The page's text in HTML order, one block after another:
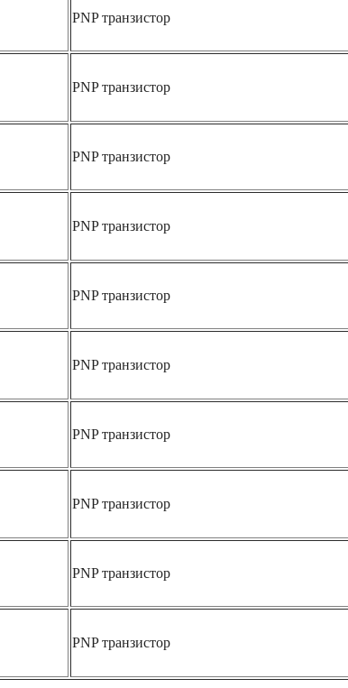
PNP транзистор
PNP транзистор
PNP транзистор
PNP транзистор
PNP транзистор
PNP транзистор
PNP транзистор
PNP транзистор
PNP транзистор
PNP транзистор